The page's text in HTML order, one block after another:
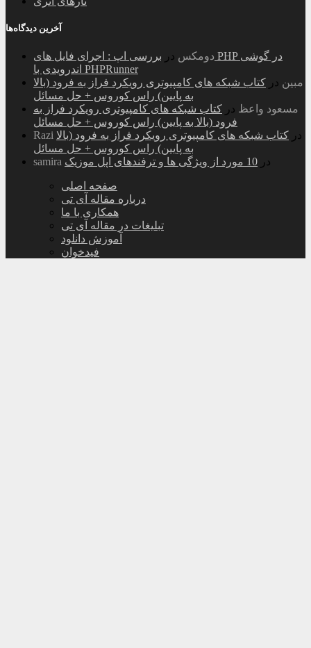
آخرین دیدگاه‌ها
دومکس در بررسی اپ : اجرای فایل های PHP در گوشی
اندرویدی با PHPRunner
مبین در کتاب شبکه های کامپیوتری رویکرد فراز به فرود (بالا
به پایین) راس کوروس + حل مسائل
مسعود واعظ در کتاب شبکه های کامپیوتری رویکرد فراز به
فرود (بالا به پایین) راس کوروس + حل مسائل
Razi
در کتاب شبکه های کامپیوتری رویکرد فراز به فرود (بالا
به پایین) راس کوروس + حل مسائل
samira
در 10 مورد از ویژگی ها و ترفندهای اپل موزیک
صفحه اصلی
درباره مقاله آی تی
همکاری با ما
تبلیغات در مقاله آی تی
آموزش دانلود
فیدخوان